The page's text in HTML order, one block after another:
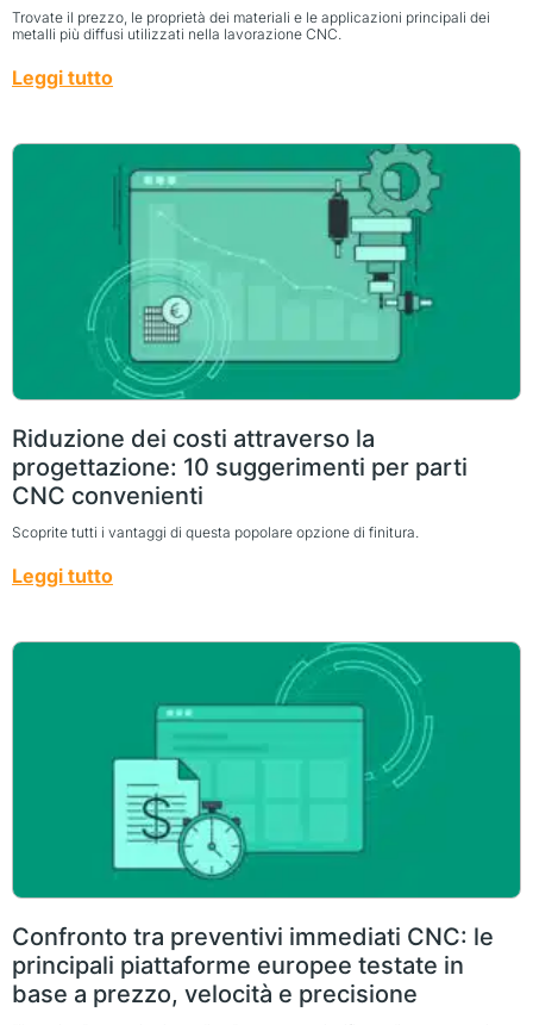
Trovate il prezzo, le proprietà dei materiali e le applicazioni principali dei
metalli più diffusi utilizzati nella lavorazione CNC.
Leggi tutto
Riduzione dei costi attraverso la
progettazione: 10 suggerimenti per parti
CNC convenienti
Scoprite tutti i vantaggi di questa popolare opzione di finitura.
Leggi tutto
Confronto tra preventivi immediati CNC: le
principali piattaforme europee testate in
base a prezzo, velocità e precisione